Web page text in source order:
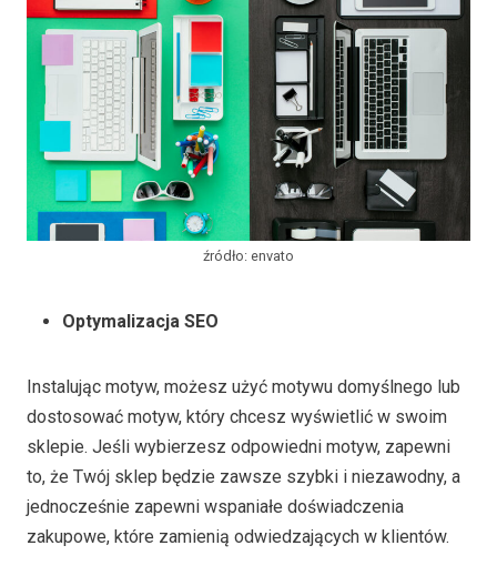
źródło: envato
Optymalizacja SEO
Instalując motyw, możesz użyć motywu domyślnego lub
dostosować motyw, który chcesz wyświetlić w swoim
sklepie. Jeśli wybierzesz odpowiedni motyw, zapewni
to, że Twój sklep będzie zawsze szybki i niezawodny, a
jednocześnie zapewni wspaniałe doświadczenia
zakupowe, które zamienią odwiedzających w klientów.